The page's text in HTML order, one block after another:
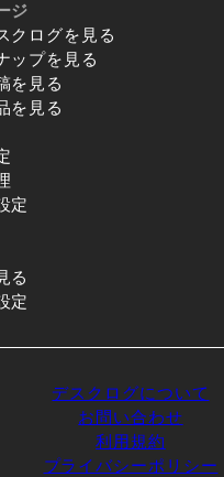
ジ
クログを見る
ップを見る
を見る
を見る
定
る
定
デスクログについて
お問い合わせ
利用規約
プライバシーポリシー